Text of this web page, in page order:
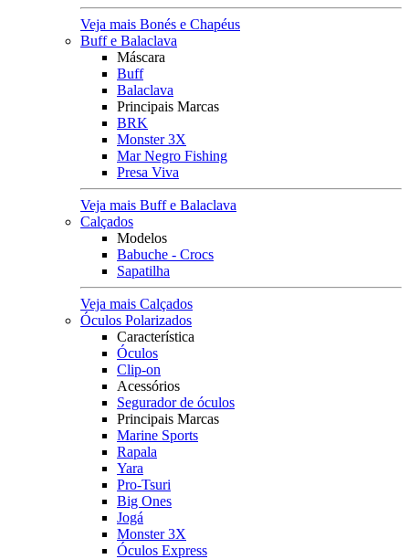
Veja mais Bonés e Chapéus
Buff e Balaclava
Máscara
Buff
Balaclava
Principais Marcas
BRK
Monster 3X
Mar Negro Fishing
Presa Viva
Veja mais Buff e Balaclava
Calçados
Modelos
Babuche - Crocs
Sapatilha
Veja mais Calçados
Óculos Polarizados
Característica
Óculos
Clip-on
Acessórios
Segurador de óculos
Principais Marcas
Marine Sports
Rapala
Yara
Pro-Tsuri
Big Ones
Jogá
Monster 3X
Óculos Express